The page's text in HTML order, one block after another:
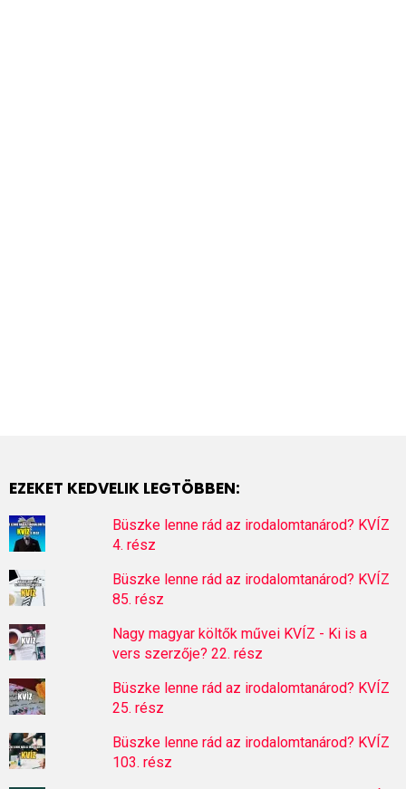
EZEKET KEDVELIK LEGTÖBBEN:
Büszke lenne rád az irodalomtanárod? KVÍZ
4. rész
Büszke lenne rád az irodalomtanárod? KVÍZ
85. rész
Nagy magyar költők művei KVÍZ - Ki is a
vers szerzője? 22. rész
Büszke lenne rád az irodalomtanárod? KVÍZ
25. rész
Büszke lenne rád az irodalomtanárod? KVÍZ
103. rész